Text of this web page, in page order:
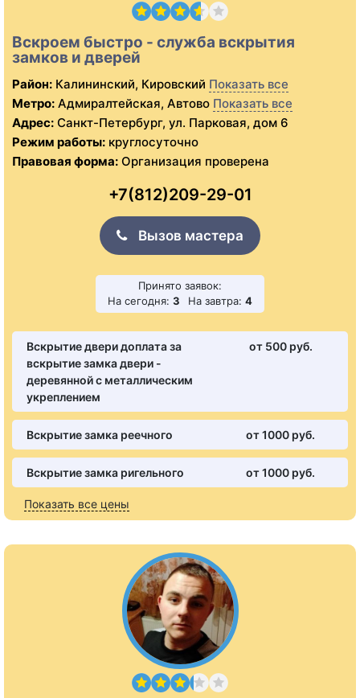
Вскроем быстро - служба вскрытия
замков и дверей
Район: Калининский, Кировский Показать все
Метро: Адмиралтейская, Автово Показать все
Адрес: Санкт-Петербург, ул. Парковая, дом 6
Режим работы: круглосуточно
Правовая форма: Организация проверена
+7(812)209-29-01
Вызов мастера
Принято заявок:
На сегодня: 3 На завтра: 4
Вскрытие двери доплата за
вскрытие замка двери -
деревянной с металлическим
укреплением
от 500 pуб.
Вскрытие замка реечного от 1000 pуб.
Вскрытие замка ригельного от 1000 pуб.
Показать все цены